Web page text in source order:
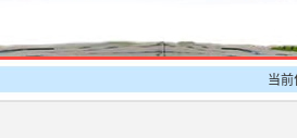
当前